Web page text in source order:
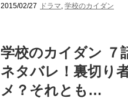
2015/02/27 ドラマ, 学校のカイダン
学校のカイダン ７
ネタバレ！裏切り
メ？それとも…